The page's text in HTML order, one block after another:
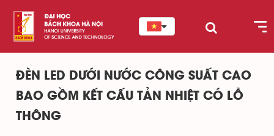
ĐÈN LED DƯỚI NƯỚC CÔNG SUẤT CAO
BAO GỒM KẾT CẤU TẢN NHIỆT CÓ LỖ
THÔNG